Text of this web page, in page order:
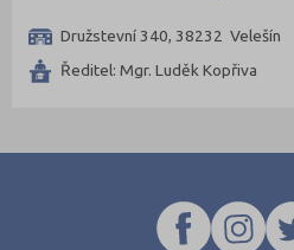
Družstevní 340, 38232 Velešín
Ředitel: Mgr. Luděk Kopřiva